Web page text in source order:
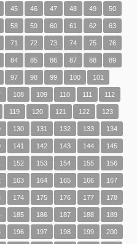
45 46 47 48 49 50
58 59 60 61 62 63
71 72 73 74 75 76
84 85 86 87 88 89
97 98 99 100 101
108 109 110 111 112
119 120 121 122 123
130 131 132 133 134
141 142 143 144 145
152 153 154 155 156
163 164 165 166 167
174 175 176 177 178
185 186 187 188 189
196 197 198 199 200